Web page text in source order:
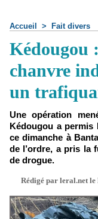
Accueil > Fait divers
Kédougou
chanvre
un
Une opération
Kédougou a permis
ce dimanche à
de l’ordre, a pris la
de drogue.
Rédigé par leral.net